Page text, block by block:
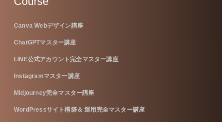
Canva Webデザイン講座
ChatGPTマスター講座
LINE公式アカウント完全マスター講座
Instagramマスター講座
Midjourney完全マスター講座
WordPressサイト構築＆ 運用完全マスター講座